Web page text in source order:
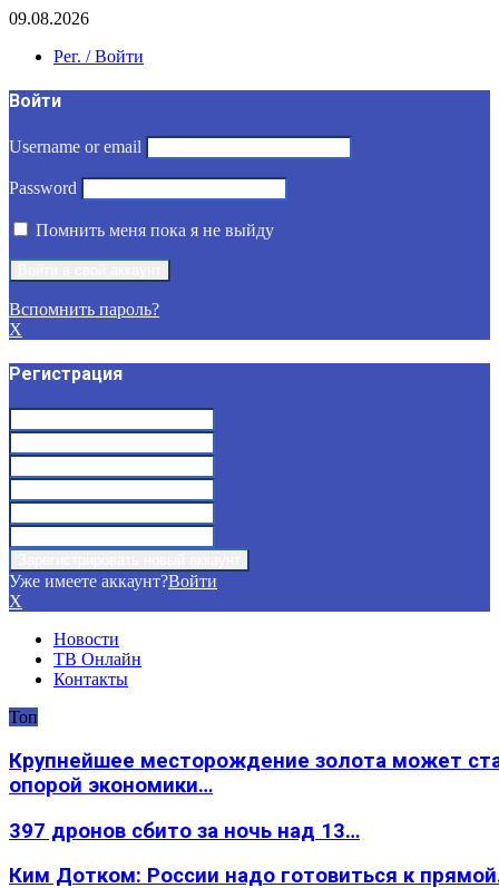
09.08.2026
Рег. / Войти
Войти
Username or email
Password
Помнить меня пока я не выйду
Вспомнить пароль?
X
Регистрация
Уже имеете аккаунт?Войти
X
Новости
ТВ Онлайн
Контакты
Топ
Крупнейшее месторождение золота может
опорой экономики…
397 дронов сбито за ночь над 13…
Ким Дотком: России надо готовиться к